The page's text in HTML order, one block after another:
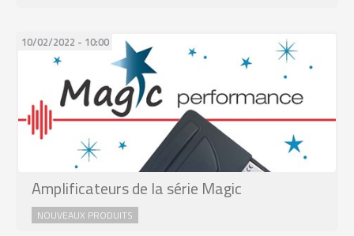
10/02/2022 - 10:00
Amplificateurs de la série Magic
NOUVEAUX PRODUITS